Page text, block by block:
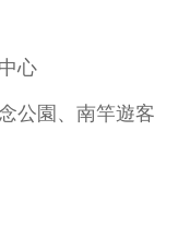
心
公園、南竿遊客